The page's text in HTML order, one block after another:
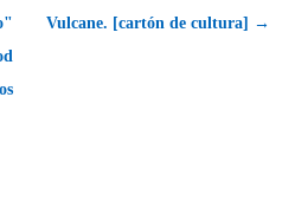
Vulcane. [cartón de cultura] →